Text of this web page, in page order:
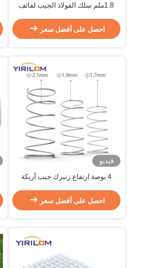
1.8ملم سلك الفولاذ الجيب لفائف
المخصص لوسائد الأريكة
احصل على أفضل سعر
فيديو
4 بوصة ارتفاع زنبرك جيب أريكة
مغلف بشكل فردي
احصل على أفضل سعر